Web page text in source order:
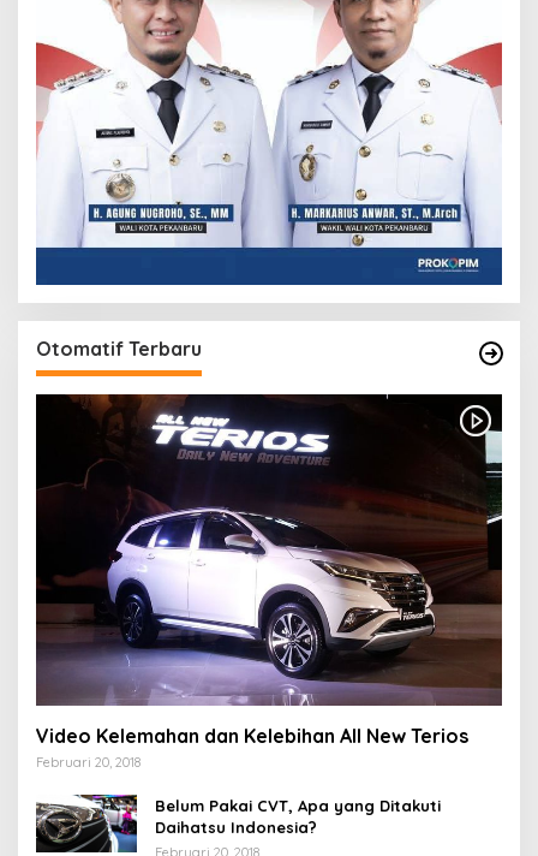
Otomatif Terbaru
Video Kelemahan dan Kelebihan All New Terios
Februari 20, 2018
Belum Pakai CVT, Apa yang Ditakuti
Daihatsu Indonesia?
Februari 20, 2018